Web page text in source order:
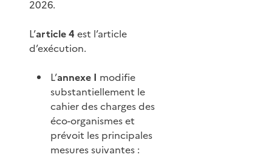
2026.
L’article 4 est l’article
d’exécution.
L’annexe I modifie
substantiellement le
cahier des charges des
éco-organismes et
prévoit les principales
mesures suivantes :